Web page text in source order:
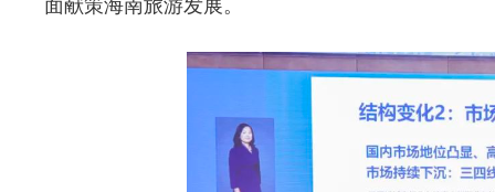
面献策海南旅游发展。